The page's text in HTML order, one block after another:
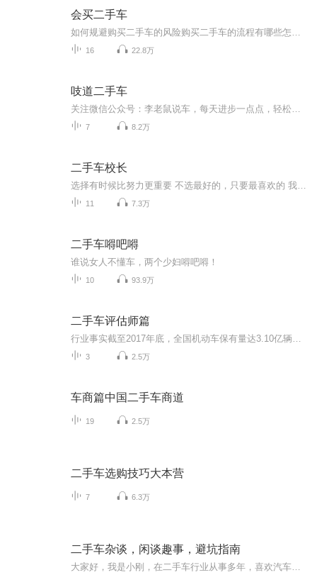
会买二手车
16 22.8万
吱道二手车
7 8.2万
二手车校长
11 7.3万
二手车嘚吧嘚
谁说女人不懂车，两个少妇嘚吧嘚！
10 93.9万
二手车评估师篇
3 2.5万
车商篇中国二手车商道
19 2.5万
二手车选购技巧大本营
7 6.3万
二手车杂谈，闲谈趣事，避坑指南